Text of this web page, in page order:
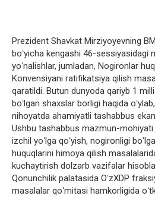
Prezident Shavkat Mirziyoyevning
boʻyicha kengashi 46-sessiyasidagi
yoʻnalishlar, jumladan, Nogironlar
Konvensiyani ratifikatsiya qilish
qaratildi. Butun dunyoda qariyb 1
boʻlgan shaxslar borligi haqida
nihoyatda ahamiyatli tashabbus
Ushbu tashabbus mazmun-mohiyati
izchil yoʻlga qoʻyish, nogironligi
huquqlarini himoya qilish
kuchaytirish dolzarb vazifalar
Qonunchilik palatasida OʻzXDP
masalalar qoʻmitasi hamkorligida